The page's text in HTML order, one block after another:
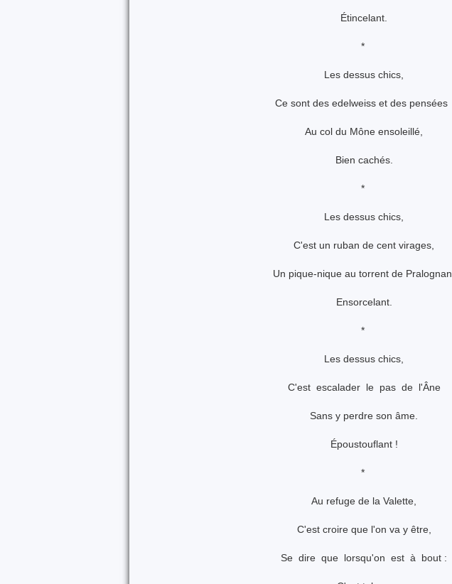
Étincelant.
*
Les dessus chics,
Ce sont des edelweiss et des pensées
Au col du Mône ensoleillé,
Bien cachés.
*
Les dessus chics,
C'est un ruban de cent virages,
Un pique-nique au torrent de Pralognan,
Ensorcelant.
*
Les dessus chics,
C'est escalader le pas de l'Âne
Sans y perdre son âme.
Époustouflant !
*
Au refuge de la Valette,
C'est croire que l'on va y être,
Se dire que lorsqu'on est à bout :